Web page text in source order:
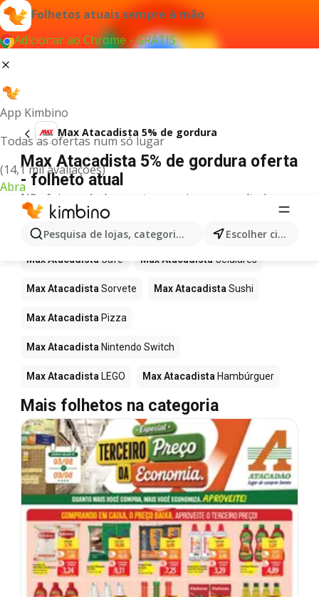
Folhetos atuais sempre à mão
Adicionar ao Chrome - GRÁTIS
App Kimbino
Todas as ofertas num só lugar
(14,1 mil avaliações)
Abra
Pesquisa de lojas, categorias,produtos... Escolher cidade
Max Atacadista 5% de gordura
Max Atacadista 5% de gordura oferta
- folheto atual
Não foi possível encontrar quaisquer resultados
para este termo.
Mais produtos em Max Atacadista
Max Atacadista Café Max Atacadista Celulares
Max Atacadista Sorvete Max Atacadista Sushi
Max Atacadista Pizza
Max Atacadista Nintendo Switch
Max Atacadista LEGO Max Atacadista Hambúrguer
Mais folhetos na categoria